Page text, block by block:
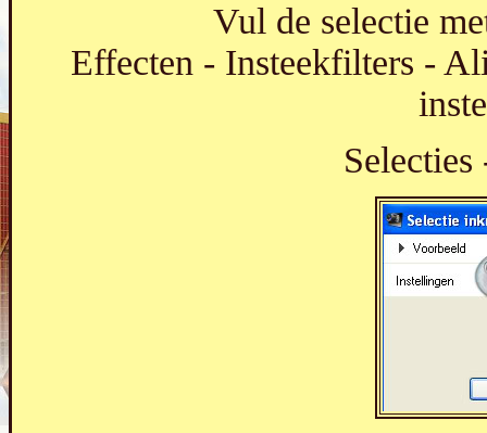
Vul de selectie
Effecten - Insteekfilters -